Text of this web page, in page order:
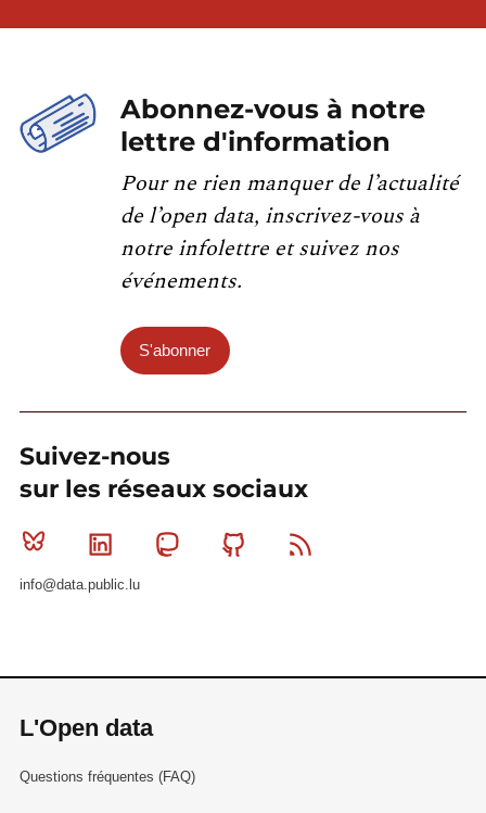
Abonnez-vous à notre
lettre d'information
Pour ne rien manquer de l’actualité
de l’open data, inscrivez-vous à
notre infolettre et suivez nos
événements.
S'abonner
Suivez-nous
sur les réseaux sociaux
Bluesky Linkedin MastodonGithub
info@data.public.lu
L'Open data
Questions fréquentes (FAQ)